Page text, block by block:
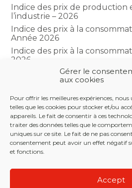
Gérer le
aux cookies
Pour offrir les meilleures expériences, nous
telles que les cookies pour stocker et/ou
appareils. Le fait de consentir à ces
traiter des données telles que le
uniques sur ce site. Le fait de ne pas
consentement peut avoir un effet négatif
et fonctions.
Accept
Indice des prix de production
l’industrie – 2026
Indice des prix à la
Année 2026
Indice des prix à la
2026
Indice du climat des affaires
COMMENTAIRES RÉCENTS
Footer
LE CABINET NOS